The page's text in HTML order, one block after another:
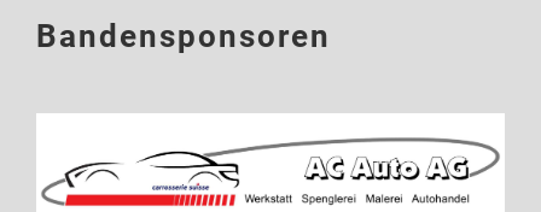
Bandensponsoren